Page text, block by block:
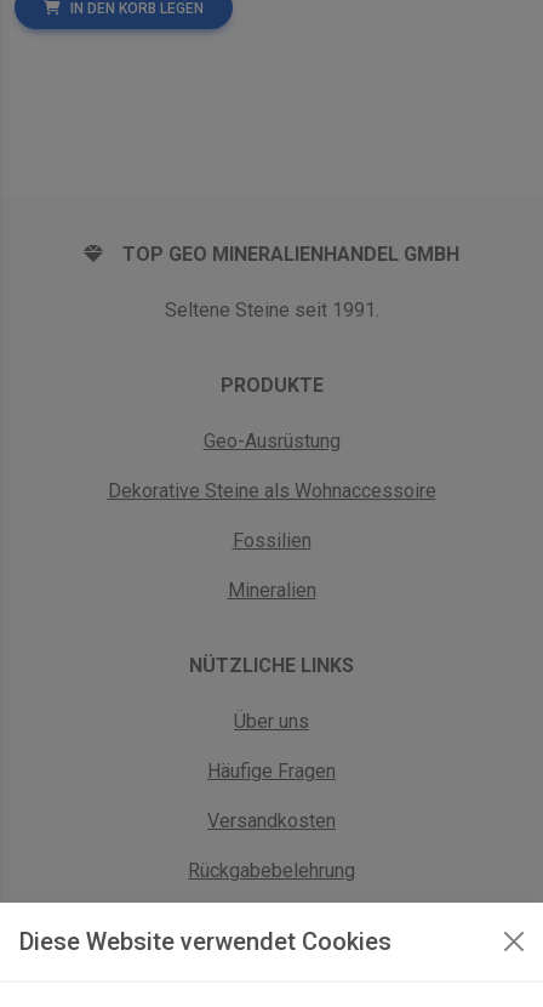
Diese Website verwendet Cookies
IN DEN KORB LEGEN
TOP GEO MINERALIENHANDEL GMBH
Seltene Steine seit 1991.
PRODUKTE
Geo-Ausrüstung
Dekorative Steine als Wohnaccessoire
Fossilien
Mineralien
NÜTZLICHE LINKS
Über uns
Häufige Fragen
Versandkosten
Rückgabebelehrung